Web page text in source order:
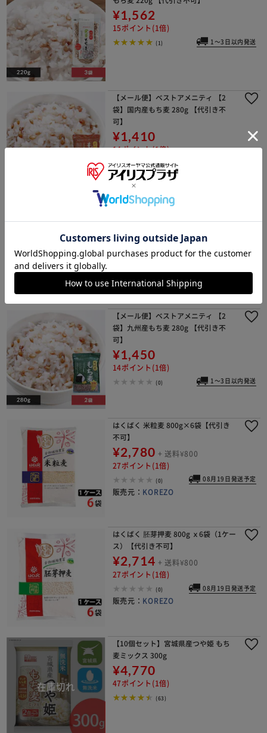
¥1,562
15ポイント(1倍)
(1) 1～3日以内発送
【メール便】ベストアメニティ 【2
袋】国内産もち麦 280g 【代引き不
可】
¥1,410
14ポイント(1倍)
(1)
【メール便】ベストアメニティ 【3
¥1,430
14ポイント(1倍)
(1)
【メール便】ベストアメニティ 【2
袋】九州産もち麦 280g 【代引き不
可】
¥1,450
14ポイント(1倍)
(0) 1～3日以内発送
はくばく 米粒麦 800g×6袋【代引き
不可】
¥2,780 + 送料¥800
27ポイント(1倍)
(0) 08月19日発送予定
販売元： KOREZO
はくばく 胚芽押麦 800g ｘ6袋（1ケー
ス）【代引き不可】
¥2,714 + 送料¥800
27ポイント(1倍)
(0) 08月19日発送予定
販売元： KOREZO
【10個セット】宮城県産つや姫 もち
麦ミックス 300g
¥4,770
47ポイント(1倍)
(63)